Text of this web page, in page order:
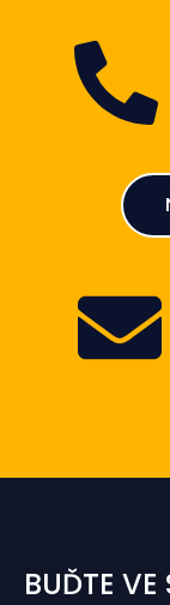
BUĎTE